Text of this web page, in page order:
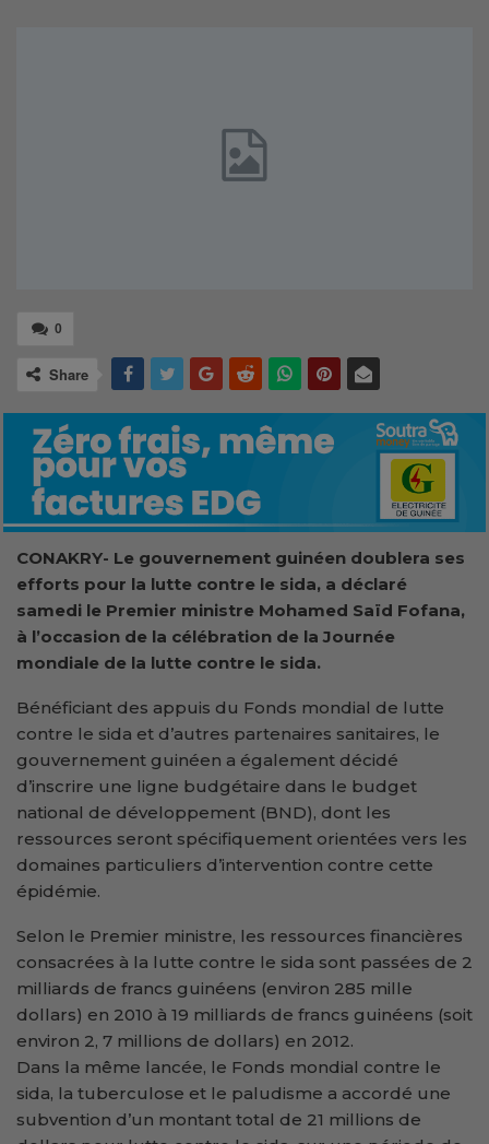
0
Share
CONAKRY- Le gouvernement guinéen doublera ses
efforts pour la lutte contre le sida, a déclaré
samedi le Premier ministre Mohamed Saïd Fofana,
à l’occasion de la célébration de la Journée
mondiale de la lutte contre le sida.
Bénéficiant des appuis du Fonds mondial de lutte
contre le sida et d’autres partenaires sanitaires, le
gouvernement guinéen a également décidé
d’inscrire une ligne budgétaire dans le budget
national de développement (BND), dont les
ressources seront spécifiquement orientées vers les
domaines particuliers d’intervention contre cette
épidémie.
Selon le Premier ministre, les ressources financières
consacrées à la lutte contre le sida sont passées de 2
milliards de francs guinéens (environ 285 mille
dollars) en 2010 à 19 milliards de francs guinéens (soit
environ 2, 7 millions de dollars) en 2012.
Dans la même lancée, le Fonds mondial contre le
sida, la tuberculose et le paludisme a accordé une
subvention d’un montant total de 21 millions de